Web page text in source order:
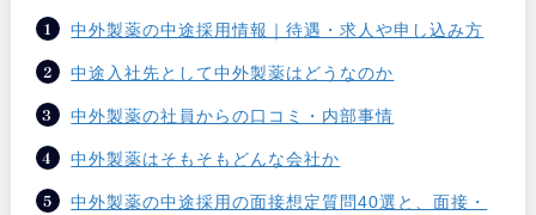
中外製薬の中途採用情報｜待遇・求人や申し込み方
中途入社先として中外製薬はどうなのか
中外製薬の社員からの口コミ・内部事情
中外製薬はそもそもどんな会社か
中外製薬の中途採用の面接想定質問40選と、面接・